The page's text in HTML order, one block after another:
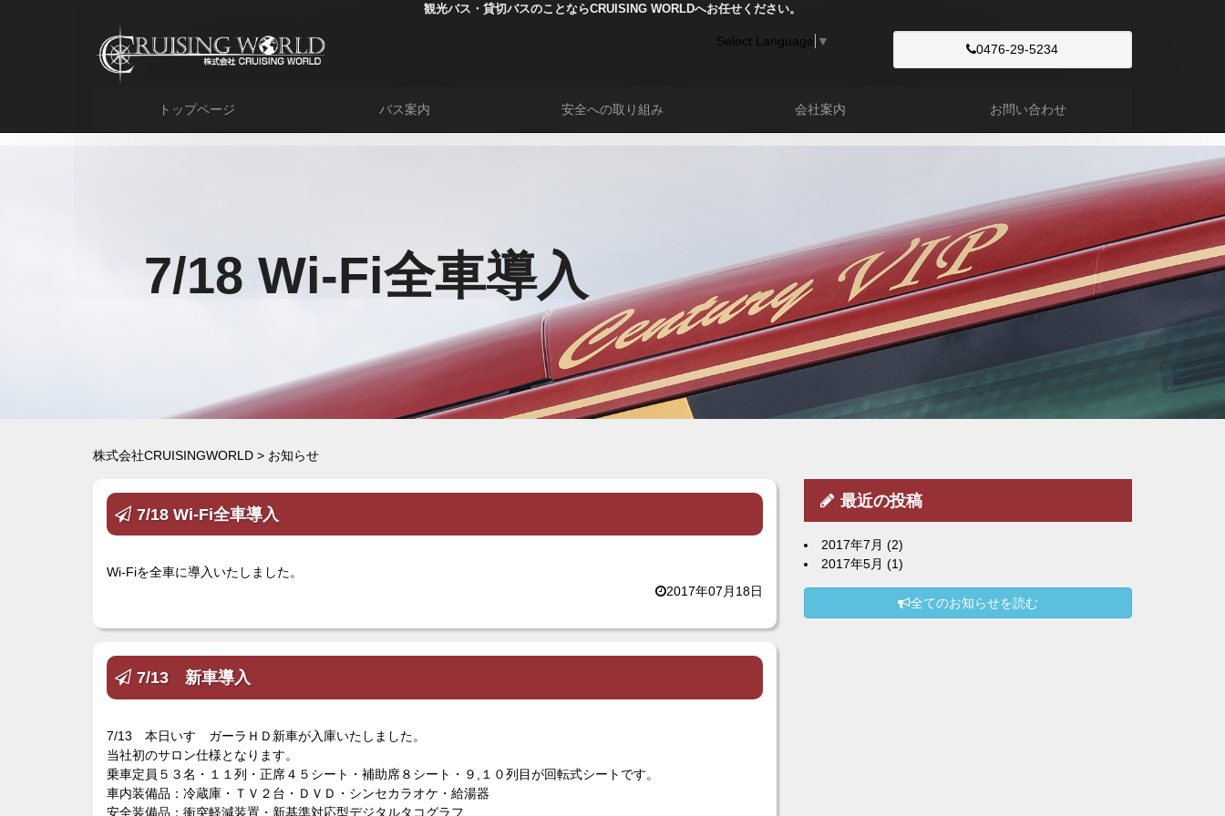
観光バス・貸切バスのことならCRUISING WORLDへお任せください。
Select Language ▼
0476-29-5234
トップページ バス案内 安全への取り組み 会社案内 お問い合わせ
7/18 Wi-Fi全車導入
株式会社CRUISINGWORLD > お知らせ
7/18 Wi-Fi全車導入
Wi-Fiを全車に導入いたしました。
2017年07月18日
7/13 新車導入
7/13 本日いすゞガーラＨＤ新車が入庫いたしました。
当社初のサロン仕様となります。
乗車定員５３名・１１列・正席４５シート・補助席８シート・９,１０列目が回転式シートです。
車内装備品：冷蔵庫・ＴＶ２台・ＤＶＤ・シンセカラオケ・給湯器
安全装備品：衝突軽減装置・新基準対応型デジタルタコグラフ
最近の投稿
2017年7月 (2)
2017年5月 (1)
全てのお知らせを読む